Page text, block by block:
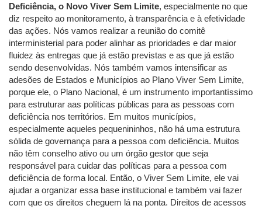
Deficiência, o Novo Viver Sem Limite, especialmente no que
diz respeito ao monitoramento, à transparência e à efetividade
das ações. Nós vamos realizar a reunião do comitê
interministerial para poder alinhar as prioridades e dar maior
fluidez às entregas que já estão previstas e as que já estão
sendo desenvolvidas. Nós também vamos intensificar as
adesões de Estados e Municípios ao Plano Viver Sem Limite,
porque ele, o Plano Nacional, é um instrumento importantíssimo
para estruturar aas políticas públicas para as pessoas com
deficiência nos territórios. Em muitos municípios,
especialmente aqueles pequenininhos, não há uma estrutura
sólida de governança para a pessoa com deficiência. Muitos
não têm conselho ativo ou um órgão gestor que seja
responsável para cuidar das políticas para a pessoa com
deficiência de forma local. Então, o Viver Sem Limite, ele vai
ajudar a organizar essa base institucional e também vai fazer
com que os direitos cheguem lá na ponta. Direitos de acessos